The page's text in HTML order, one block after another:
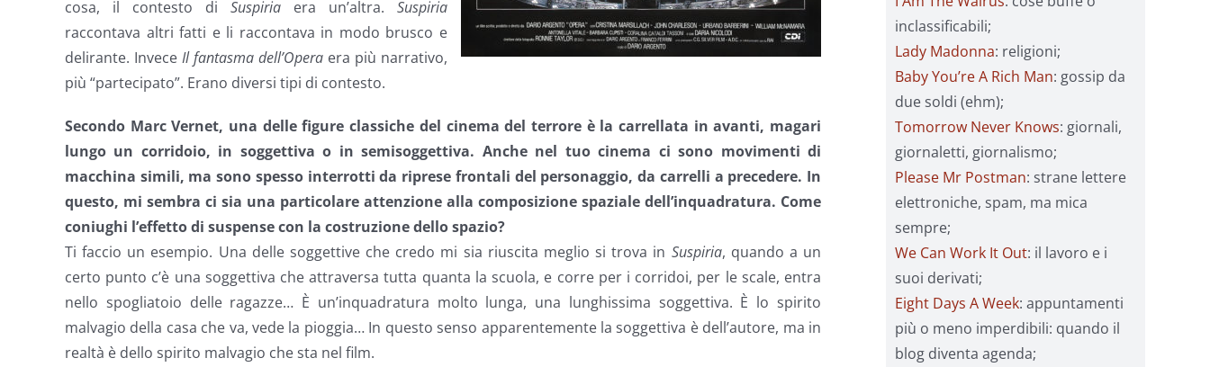
cosa, il contesto di Suspiria era un’altra. Suspiria
raccontava altri fatti e li raccontava in modo brusco e
delirante. Invece Il fantasma dell’Opera era più narrativo,
più “partecipato”. Erano diversi tipi di contesto.
Secondo Marc Vernet, una delle figure classiche del cinema del terrore è la carrellata in avanti, magari
lungo un corridoio, in soggettiva o in semisoggettiva. Anche nel tuo cinema ci sono movimenti di
macchina simili, ma sono spesso interrotti da riprese frontali del personaggio, da carrelli a precedere. In
questo, mi sembra ci sia una particolare attenzione alla composizione spaziale dell’inquadratura. Come
coniughi l’effetto di suspense con la costruzione dello spazio?
Ti faccio un esempio. Una delle soggettive che credo mi sia riuscita meglio si trova in Suspiria, quando a un
certo punto c’è una soggettiva che attraversa tutta quanta la scuola, e corre per i corridoi, per le scale, entra
nello spogliatoio delle ragazze… È un’inquadratura molto lunga, una lunghissima soggettiva. È lo spirito
malvagio della casa che va, vede la pioggia… In questo senso apparentemente la soggettiva è dell’autore, ma in
realtà è dello spirito malvagio che sta nel film.
inclassificabili;
Lady Madonna: religioni;
Baby You’re A Rich Man: gossip da
due soldi (ehm);
Tomorrow Never Knows: giornali,
giornaletti, giornalismo;
Please Mr Postman: strane lettere
elettroniche, spam, ma mica
sempre;
We Can Work It Out: il lavoro e i
suoi derivati;
Eight Days A Week: appuntamenti
più o meno imperdibili: quando il
blog diventa agenda;